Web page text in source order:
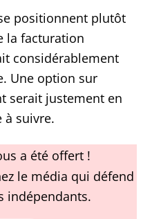
positionnent plutôt
la facturation
considérablement
Une option sur
serait justement en
à suivre.
a été offert !
le média qui défend
indépendants.